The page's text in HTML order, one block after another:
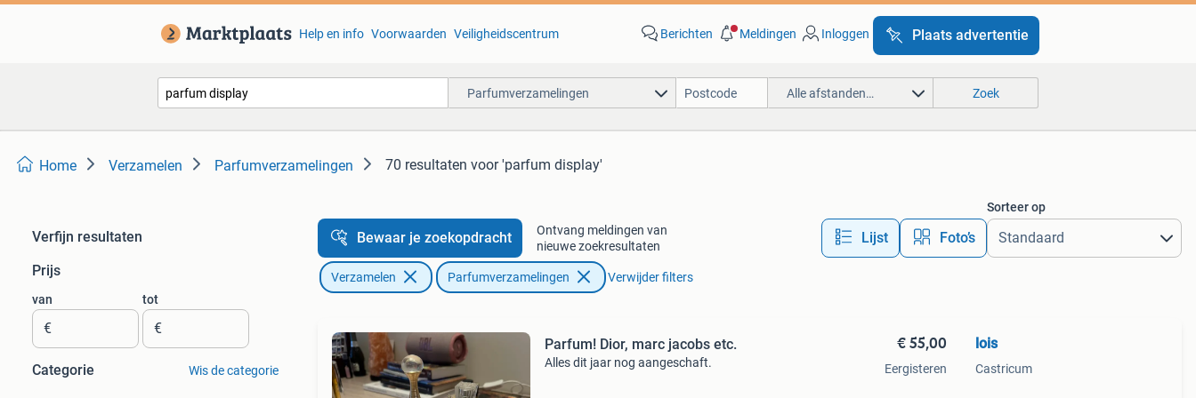
Help en info Voorwaarden Veiligheidscentrum Berichten Meldingen Inloggen Plaats advertentie
Parfumverzamelingen Alle afstanden… Zoek
Home Verzamelen Parfumverzamelingen 70 resultaten voor 'parfum display'
Verfijn resultaten
Prijs
van
€
tot
€
Categorie Wis de categorie
Bewaar je zoekopdracht
Ontvang meldingen van
nieuwe zoekresultaten
Lijst Foto’s
Sorteer op
Verzamelen Parfumverzamelingen Verwijder filters
Parfum! Dior, marc jacobs etc.
Alles dit jaar nog aangeschaft.
€ 55,00
Eergisteren
lois
Castricum